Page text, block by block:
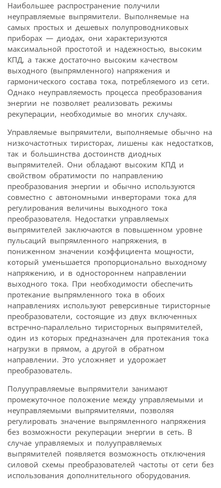
Наибольшее распространение получили
неуправляемые выпрямители. Выполняемые на
самых простых и дешевых полупроводниковых
приборах — диодах, они характеризуются
максимальной простотой и надежностью, высоким
КПД, а также достаточно высоким качеством
выходного (выпрямленного) напряжения и
гармонического состава тока, потребляемого из сети.
Однако неуправляемость процесса преобразования
энергии не позволяет реализовать режимы
рекуперации, необходимые во многих случаях.
Управляемые выпрямители, выполняемые обычно на
низкочастотных тиристорах, лишены как недостатков,
так и большинства достоинств диодных
выпрямителей. Они обладают высоким КПД и
свойством обратимости по направлению
преобразования энергии и обычно используются
совместно с автономными инверторами тока для
регулирования величины выходного тока
преобразователя. Недостатки управляемых
выпрямителей заключаются в повышенном уровне
пульсаций выпрямленного напряжения, в
пониженном значении коэффициента мощности,
который уменьшается пропорционально выходному
напряжению, и в одностороннем направлении
выходного тока. При необходимости обеспечить
протекание выпрямленного тока в обоих
направлениях используют реверсивные тиристорные
преобразователи, состоящие из двух включенных
встречно-параллельно тиристорных выпрямителей,
один из которых предназначен для протекания тока
нагрузки в прямом, а другой в обратном
направлении. Это усложняет и удорожает
преобразователь.
Полууправляемые выпрямители занимают
промежуточное положение между управляемыми и
неуправляемыми выпрямителями, позволяя
регулировать значение выпрямленного напряжения
без возможности рекуперации энергии в сеть. В
случае управляемых и полууправляемых
выпрямителей появляется возможность отключения
силовой схемы преобразователей частоты от сети без
использования дополнительного оборудования.